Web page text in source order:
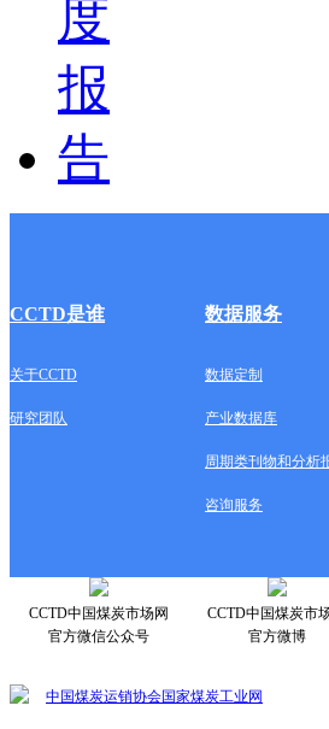
CCTD是谁 数据服务
关于CCTD 数据定制
研究团队 产业数据库
周期类刊物和分析
咨询服务
CCTD中国煤炭市场网
官方微信公众号
CCTD中国煤炭市
官方微博
中国煤炭运销协会国家煤炭工业网